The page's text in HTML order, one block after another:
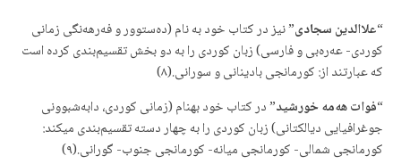
“علاالدین سجادی” نیز در كتاب خود بە نام (دەستوور و فەرهەنگی زمانی
كوردی- عەرەبی و فارسی) زبان كوردی را به دو بخش تقسیم‌بندی كرده است
كه عبارتند از: كورمانجی بادینانی و سورانی.(٨)
“فوات هەمه خورشید” در كتاب خود بهنام (زمانی كوردی، دابەشبوونی
جوغرافیایی دیالكتانی) زبان كوردی را به چهار دسته تقسیم‌بندی میكند:
كورمانجی شمالی- كورمانجی میانه- كورمانجی جنوب- گورانی.(٩)